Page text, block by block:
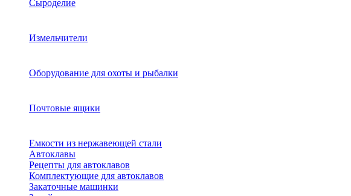
Сыроделие
Измельчители
Оборудование для охоты и рыбалки
Почтовые ящики
Емкости из нержавеющей стали
Автоклавы
Рецепты для автоклавов
Комплектующие для автоклавов
Закаточные машинки